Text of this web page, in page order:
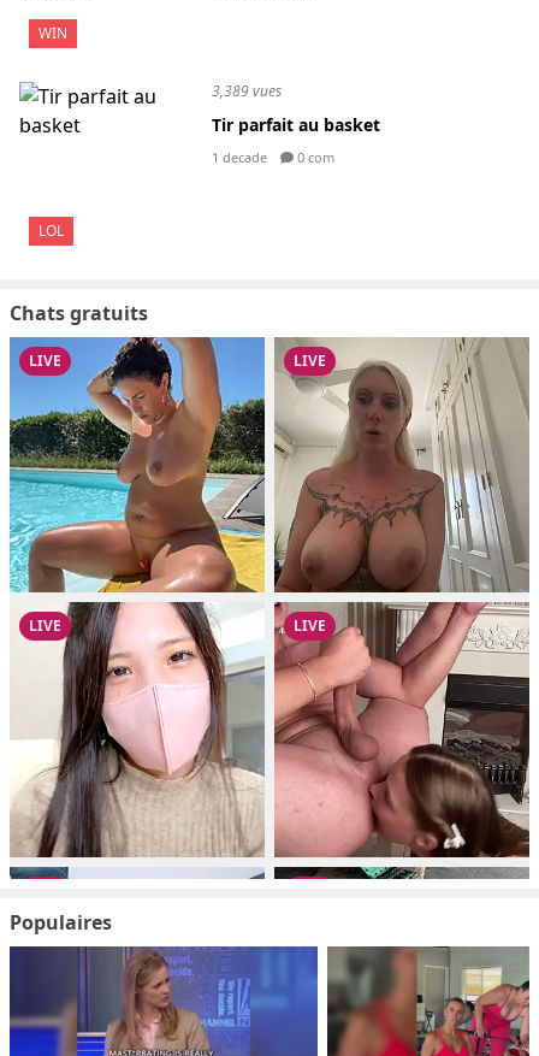
WIN
LOL
3,389 vues
Tir parfait au basket
1 decade 0 com
Chats gratuits
Populaires